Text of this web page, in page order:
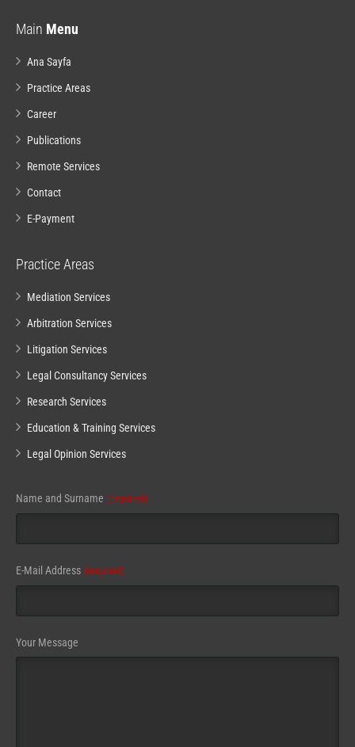
Main Menu
Ana Sayfa
Practice Areas
Career
Publications
Remote Services
Contact
E-Payment
Practice Areas
Mediation Services
Arbitration Services
Litigation Services
Legal Consultancy Services
Research Services
Education & Training Services
Legal Opinion Services
Name and Surname (required)
E-Mail Address (required)
Your Message